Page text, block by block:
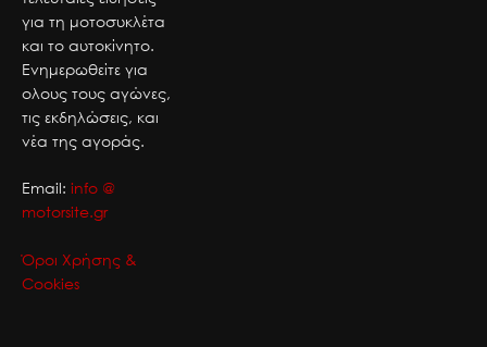
για τη μοτοσυκλέτα
και το αυτοκίνητο.
Ενημερωθείτε για
ολους τους αγώνες,
τις εκδηλώσεις, και
νέα της αγοράς.
Email: info @
motorsite.gr
Όροι Χρήσης &
Cookies